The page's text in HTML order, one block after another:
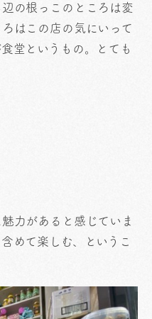
の根っこのところは変
はこの店の気にいって
堂というもの。とても
力があると感じていま
めて楽しむ、というこ